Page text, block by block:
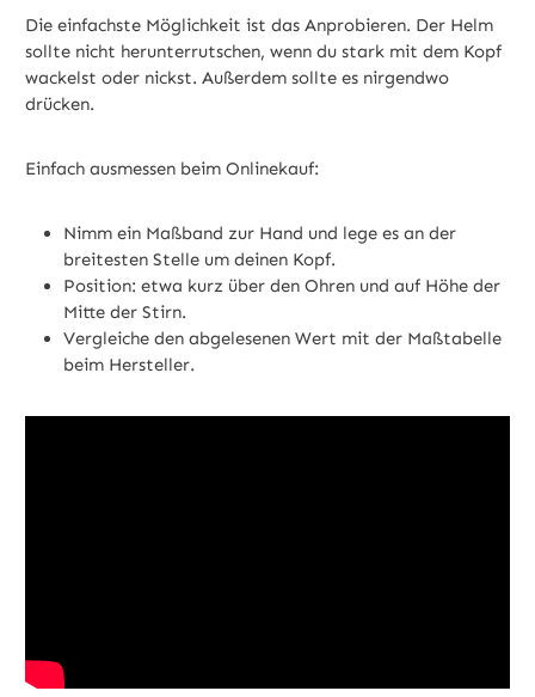
Die einfachste Möglichkeit ist das Anprobieren. Der Helm
sollte nicht herunterrutschen, wenn du stark mit dem Kopf
wackelst oder nickst. Außerdem sollte es nirgendwo
drücken.
Einfach ausmessen beim Onlinekauf:
Nimm ein Maßband zur Hand und lege es an der
breitesten Stelle um deinen Kopf.
Position: etwa kurz über den Ohren und auf Höhe der
Mitte der Stirn.
Vergleiche den abgelesenen Wert mit der Maßtabelle
beim Hersteller.